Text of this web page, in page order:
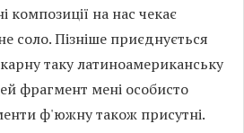
композиції на нас чекає
соло. Пізніше приєднується
таку латиноамериканську
фрагмент мені особисто
ф'южну також присутні.